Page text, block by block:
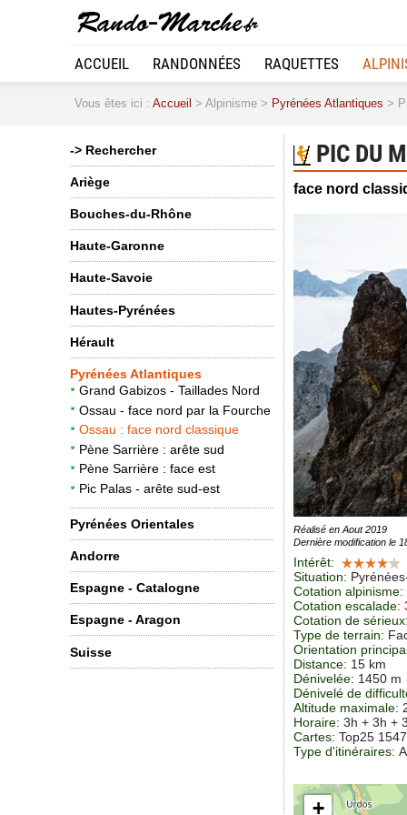
ACCUEIL RANDONNÉES RAQUETTES
Vous êtes ici : Accueil > Alpinisme > Pyrénées Atlantiques >
-> Rechercher
Ariège
Bouches-du-Rhône
Haute-Garonne
Haute-Savoie
Hautes-Pyrénées
Hérault
Pyrénées Atlantiques
Grand Gabizos - Taillades Nord
Ossau - face nord par la Fourche
Ossau : face nord classique
Pène Sarrière : arête sud
Pène Sarrière : face est
Pic Palas - arête sud-est
Pyrénées Orientales
Andorre
Espagne - Catalogne
Espagne - Aragon
Suisse
PIC DU
face nord
Réalisé en Aout 2019
Dernière modification le
Intérêt:
Situation:
Cotation alpinisme:
Cotation escalade:
Cotation de sérieux
Type de terrain:
Orientation
Distance: 15 km
Dénivelée: 1450 m
Dénivelé de
Altitude maximale:
Horaire: 3h + 3h +
Cartes: Top25
Type d'itinéraires:
+